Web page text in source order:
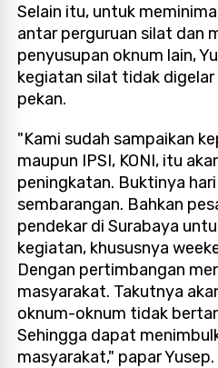
Selain itu, untuk
antar perguruan silat dan
penyusupan oknum lain,
kegiatan silat tidak
pekan.
"Kami sudah sampaikan
maupun IPSI, KONI, itu
peningkatan. Buktinya
sembarangan. Bahkan
pendekar di Surabaya
kegiatan, khususnya
Dengan pertimbangan
masyarakat. Takutnya
oknum-oknum tidak
Sehingga dapat
masyarakat," papar Yusep.